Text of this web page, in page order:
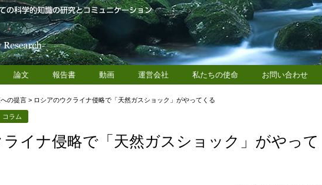
論文 報告書 動画 運営会社 私たちの使命 お問い合わせ
の提言 > ロシアのウクライナ侵略で「天然ガスショック」がやってくる
コラム
イナ侵略で「天然ガスショック」がやって